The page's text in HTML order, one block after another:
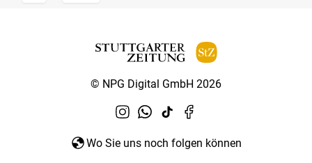
© NPG Digital GmbH 2026
Wo Sie uns noch folgen können